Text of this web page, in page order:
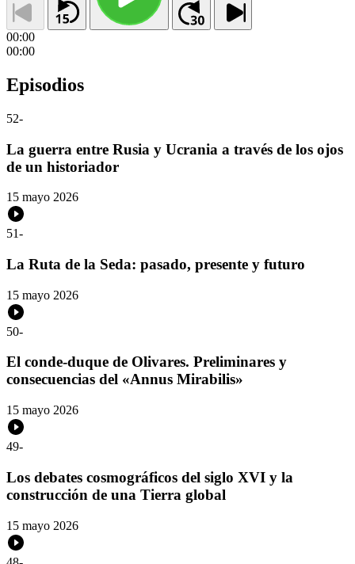
00:00
00:00
Episodios
52-
La guerra entre Rusia y Ucrania a través de los ojos
de un historiador
15 mayo 2026
51-
La Ruta de la Seda: pasado, presente y futuro
15 mayo 2026
50-
El conde-duque de Olivares. Preliminares y
consecuencias del «Annus Mirabilis»
15 mayo 2026
49-
Los debates cosmográficos del siglo XVI y la
construcción de una Tierra global
15 mayo 2026